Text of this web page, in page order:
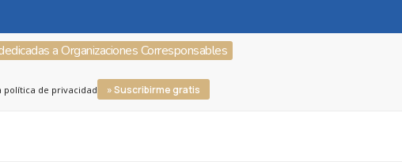
a Organizaciones Corresponsables
política de privacidad » Suscribirme gratis